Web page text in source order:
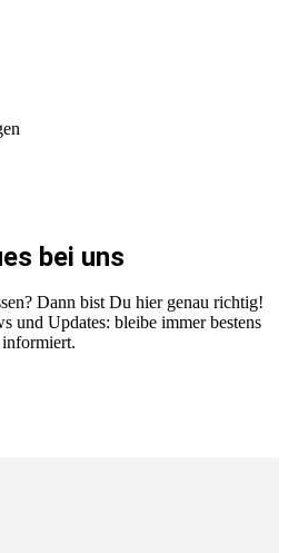
bei uns
Dann bist Du hier genau richtig!
und Updates: bleibe immer bestens
informiert.